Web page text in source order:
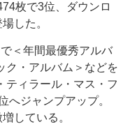
枚で3位、ダウンロ
した。
＜年間最優秀アルバ
ク・アルバム＞などを
ティラール・マス・フ
へジャンプアップ。
している。